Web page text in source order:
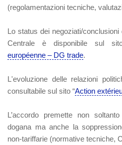
(regolamentazioni tecniche,
Lo status dei negoziati/conclusioni
Centrale è disponibile sul
européenne – DG trade.
L'evoluzione delle relazioni
consultabile sul sito “Action
L’accordo premette non
dogana ma anche la
non-tariffarie (normative tecniche,